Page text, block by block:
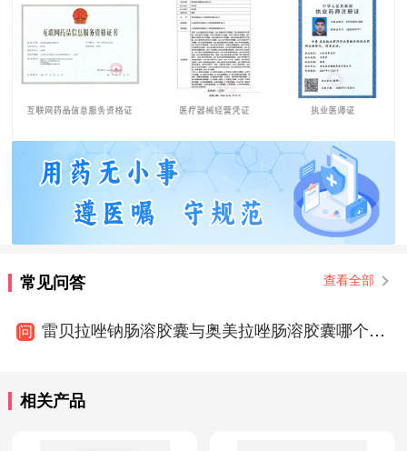
常见问答 查看全部
问 雷贝拉唑钠肠溶胶囊与奥美拉唑肠溶胶囊哪个效果好
相关产品